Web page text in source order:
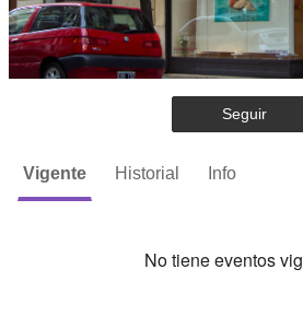
Seguir
Vigente Historial Info
No tiene eventos